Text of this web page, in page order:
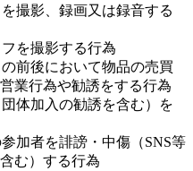
撮影、録画又は録音する
を撮影する行為
前後において物品の売買
業行為や勧誘をする行為
体加入の勧誘を含む）を
加者を誹謗・中傷（SNS等
む）する行為